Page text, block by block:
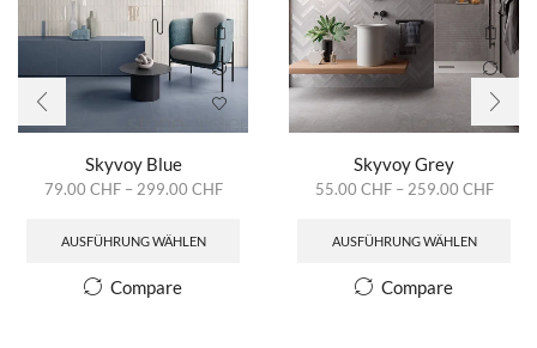
Skyvoy Blue
79.00 CHF– 299.00 CHF
AUSFÜHRUNG WÄHLEN
Compare
Skyvoy Grey
55.00 CHF– 259.00 CHF
AUSFÜHRUNG WÄHLEN
Compare